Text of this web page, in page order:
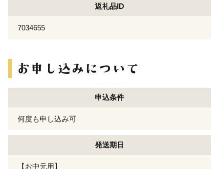
返礼品ID
7034655
申込条件
何度も申し込み可
発送期日
【お中元用】